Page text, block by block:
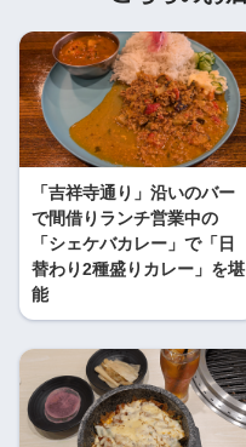
「吉祥寺通り」沿いのバー
で間借りランチ営業中の
「シェケバカレー」で「日
替わり2種盛りカレー」を堪
能